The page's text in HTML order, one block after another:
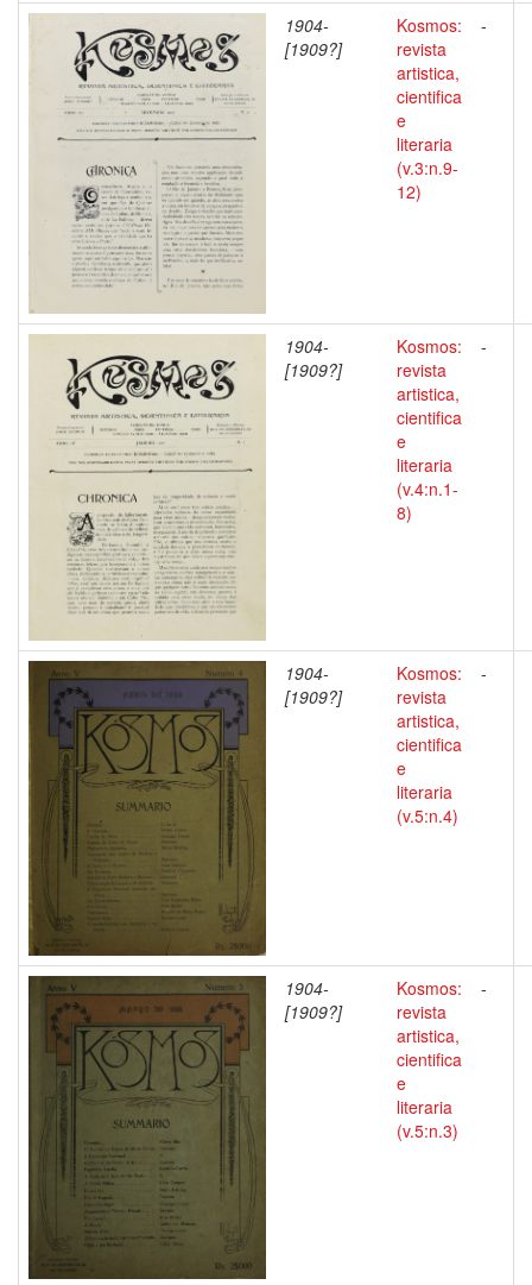
1904-
[1909?]
Kosmos:
revista
artistica,
cientifica
e
literaria
(v.3:n.9-
12)
-
1904-
[1909?]
Kosmos:
revista
artistica,
cientifica
e
literaria
(v.4:n.1-
8)
-
1904-
[1909?]
Kosmos:
revista
artistica,
cientifica
e
literaria
(v.5:n.4)
-
1904-
[1909?]
Kosmos:
revista
artistica,
cientifica
e
literaria
(v.5:n.3)
-